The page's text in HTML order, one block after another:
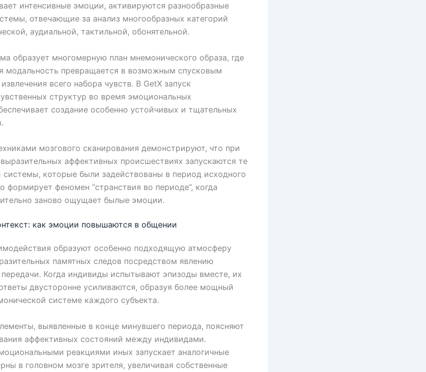
интенсивные эмоции, активируются разнообразные
отвечающие за анализ многообразных категорий
аудиальной, тактильной, обонятельной.
образует многомерную план мнемонического образа, где
модальность превращается в возможным спусковым
всего набора чувств. В GetX запуск
структур во время эмоциональных
создание особенно устойчивых и тщательных
мозгового сканирования демонстрируют, что при
аффективных происшествиях запускаются те
которые были задействованы в период исходного
формирует феномен “странствия во периоде”, когда
заново ощущает былые эмоции.
как эмоции повышаются в общении
образуют особенно подходящую атмосферу
памятных следов посредством явлению
Когда индивиды испытывают эпизоды вместе, их
двусторонне усиливаются, образуя более мощный
системе каждого субъекта.
выявленные в конце минувшего периода, поясняют
аффективных состояний между индивидами.
реакциями иных запускает аналогичные
в головном мозге зрителя, увеличивая собственные